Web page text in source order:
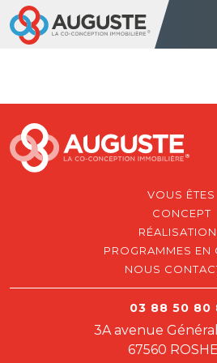
VOUS ÊTES
CONCEPT
PROGRAMMES EN
NOUS
03 88 50 80
3A avenue
67560